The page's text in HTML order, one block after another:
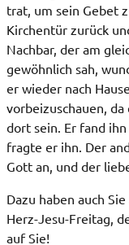
trat, um sein Gebet
Kirchentür zurück
Nachbar, der am
gewöhnlich sah,
er wieder nach
vorbeizuschauen,
dort sein. Er fand ihn
fragte er ihn. Der
Gott an, und der
Dazu haben auch
Herz-Jesu-Freitag,
auf Sie!